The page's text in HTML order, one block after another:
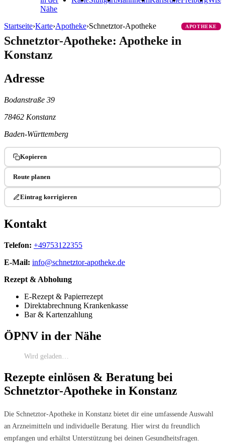
Nähe
Startseite›Karte›Apotheke›Schnetztor-Apotheke APOTHEKE
Schnetztor-Apotheke: Apotheke in
Konstanz
Adresse
Bodanstraße 39
78462 Konstanz
Baden-Württemberg
Kopieren
Route planen
Eintrag korrigieren
Kontakt
Telefon: +49753122355
E-Mail: info@schnetztor-apotheke.de
Rezept & Abholung
E-Rezept & Papierrezept
Direktabrechnung Krankenkasse
Bar & Kartenzahlung
ÖPNV in der Nähe
Wird geladen…
Rezepte einlösen & Beratung bei
Schnetztor-Apotheke in Konstanz
Die Schnetztor-Apotheke in Konstanz bietet dir eine umfassende Auswahl
an Arzneimitteln und individuelle Beratung. Hier wirst du freundlich
empfangen und erhältst Unterstützung bei deinen Gesundheitsfragen.